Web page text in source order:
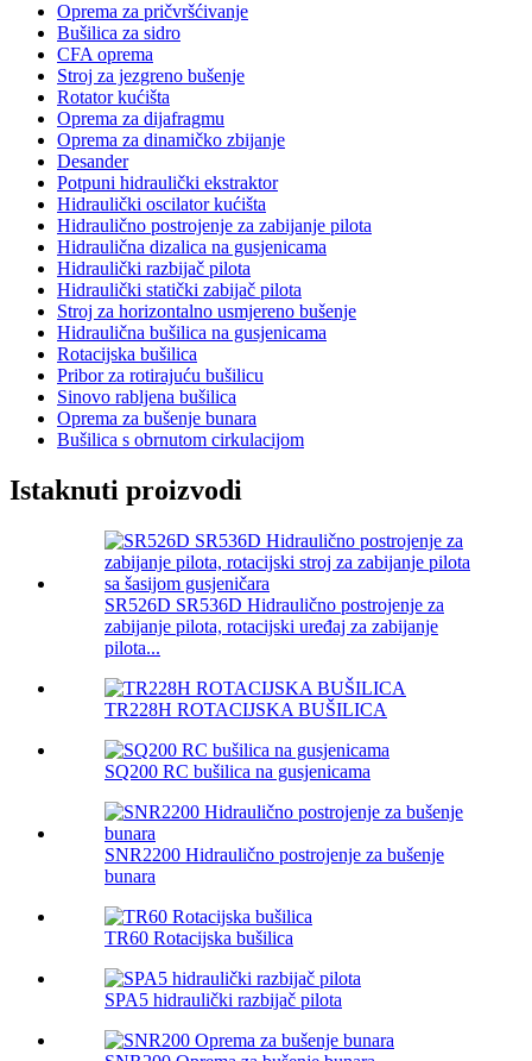
Oprema za pričvršćivanje
Bušilica za sidro
CFA oprema
Stroj za jezgreno bušenje
Rotator kućišta
Oprema za dijafragmu
Oprema za dinamičko zbijanje
Desander
Potpuni hidraulički ekstraktor
Hidraulički oscilator kućišta
Hidraulično postrojenje za zabijanje pilota
Hidraulična dizalica na gusjenicama
Hidraulički razbijač pilota
Hidraulički statički zabijač pilota
Stroj za horizontalno usmjereno bušenje
Hidraulična bušilica na gusjenicama
Rotacijska bušilica
Pribor za rotirajuću bušilicu
Sinovo rabljena bušilica
Oprema za bušenje bunara
Bušilica s obrnutom cirkulacijom
Istaknuti proizvodi
SR526D SR536D Hidraulično postrojenje za
zabijanje pilota, rotacijski uređaj za zabijanje
pilota...
TR228H ROTACIJSKA BUŠILICA
SQ200 RC bušilica na gusjenicama
SNR2200 Hidraulično postrojenje za bušenje
bunara
TR60 Rotacijska bušilica
SPA5 hidraulički razbijač pilota